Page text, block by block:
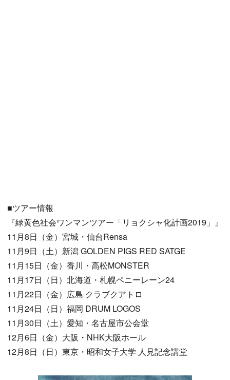
■ツアー情報
『緑黄色社会ワンマンツアー「リョクシャ化計画2019」』
11月8日（金）宮城・仙台Rensa
11月9日（土）新潟 GOLDEN PIGS RED SATGE
11月15日（金）香川・高松MONSTER
11月17日（日）北海道・札幌ペニーレーン24
11月22日（金）広島 クラブクアトロ
11月24日（日）福岡 DRUM LOGOS
11月30日（土）愛知・名古屋市公会堂
12月6日（金）大阪・NHK大阪ホール
12月8日（日）東京・昭和女子大学 人見記念講堂